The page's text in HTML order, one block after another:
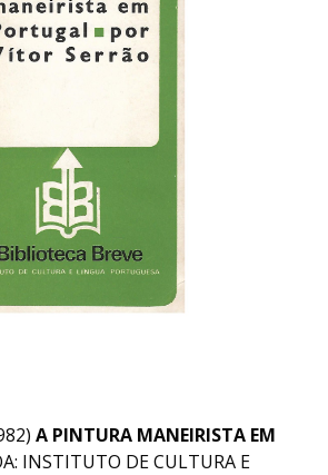
A PINTURA MANEIRISTA EM
INSTITUTO DE CULTURA E